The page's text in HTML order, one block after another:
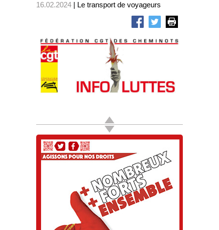
16.02.2024 | Le transport de voyageurs